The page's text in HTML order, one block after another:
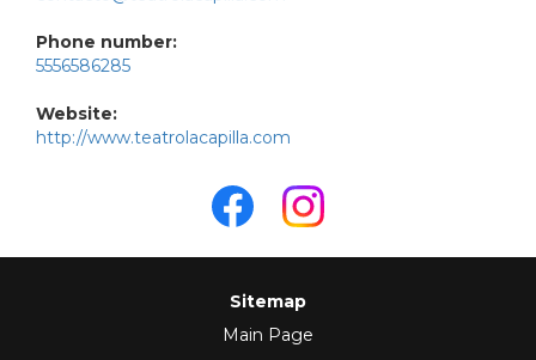
Phone number:
5556586285
Website:
http://www.teatrolacapilla.com
Sitemap
Main Page